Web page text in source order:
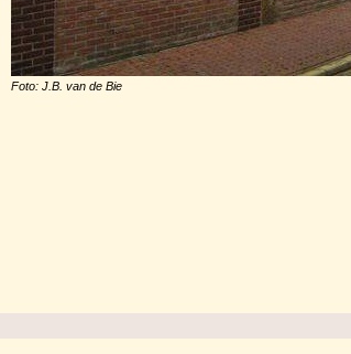
Foto: J.B. van de Bie